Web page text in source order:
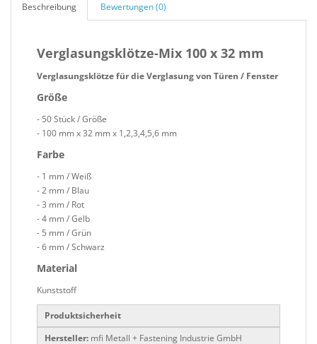
Beschreibung Bewertungen (0)
Verglasungsklötze-Mix 100 x 32 mm
Verglasungsklötze für die Verglasung von Türen / Fenster
Größe
- 50 Stück / Größe
- 100 mm x 32 mm x 1,2,3,4,5,6 mm
Farbe
- 1 mm / Weiß
- 2 mm / Blau
- 3 mm / Rot
- 4 mm / Gelb
- 5 mm / Grün
- 6 mm / Schwarz
Material
Kunststoff
Produktsicherheit
Hersteller: mfi Metall + Fastening Industrie GmbH